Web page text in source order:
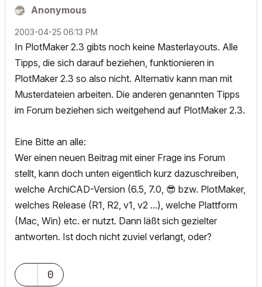
Anonymous
‎2003-04-25 06:13 PM
In PlotMaker 2.3 gibts noch keine Masterlayouts. Alle
Tipps, die sich darauf beziehen, funktionieren in
PlotMaker 2.3 so also nicht. Alternativ kann man mit
Musterdateien arbeiten. Die anderen genannten Tipps
im Forum beziehen sich weitgehend auf PlotMaker 2.3.
Eine Bitte an alle:
Wer einen neuen Beitrag mit einer Frage ins Forum
stellt, kann doch unten eigentlich kurz dazuschreiben,
welche ArchiCAD-Version (6.5, 7.0, 😎 bzw. PlotMaker,
welches Release (R1, R2, v1, v2 ...), welche Plattform
(Mac, Win) etc. er nutzt. Dann läßt sich gezielter
antworten. Ist doch nicht zuviel verlangt, oder?
0